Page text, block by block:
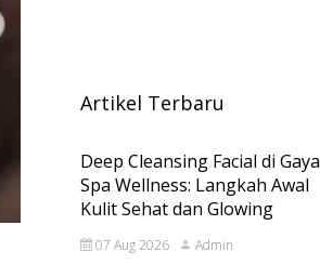
Artikel Terbaru
Deep Cleansing Facial di Gaya
Spa Wellness: Langkah Awal
Kulit Sehat dan Glowing
07 Aug 2026 Admin